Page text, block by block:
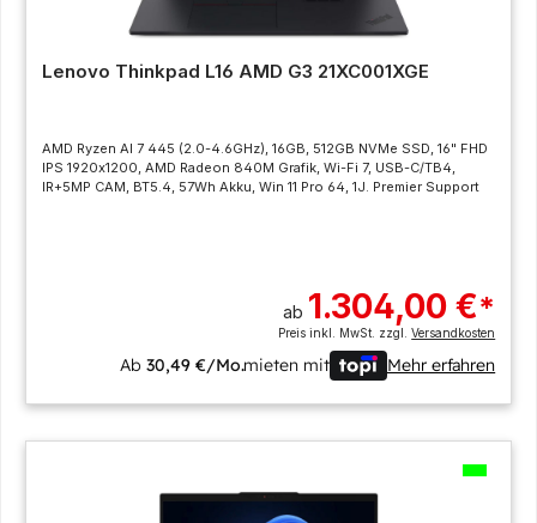
Lenovo Thinkpad L16 AMD G3 21XC001XGE
AMD Ryzen AI 7 445 (2.0-4.6GHz), 16GB, 512GB NVMe SSD, 16" FHD
IPS 1920x1200, AMD Radeon 840M Grafik, Wi-Fi 7, USB-C/TB4,
IR+5MP CAM, BT5.4, 57Wh Akku, Win 11 Pro 64, 1J. Premier Support
ab 1.304,00 €*
Preis inkl. MwSt. zzgl.Versandkosten
Ab30,49 €/Mo.mieten mit Mehr erfahren